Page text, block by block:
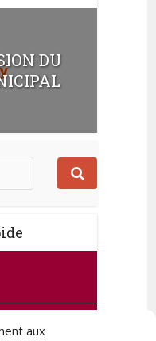
aux
DU
SERVICES